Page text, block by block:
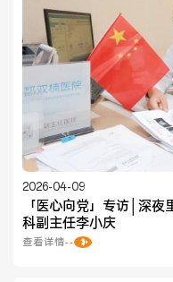
健康管理体检
非手术科室
医技科室
2026-04-09
「医心向党」专访│深
科副主任李小庆
查看详情